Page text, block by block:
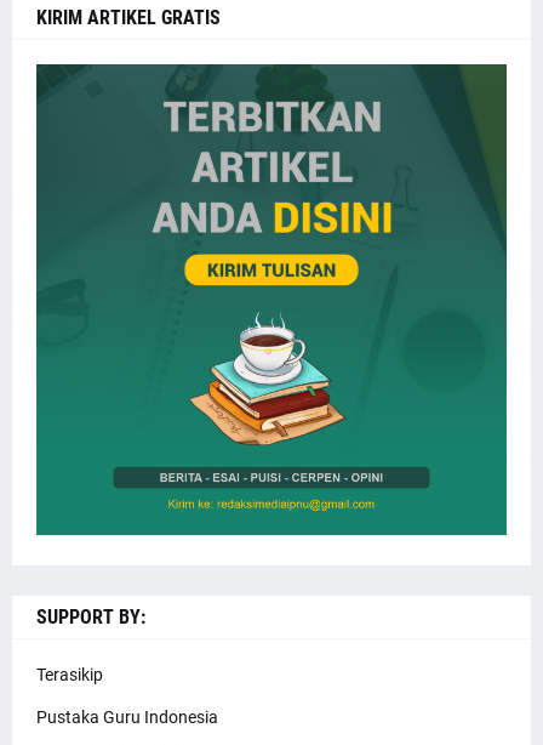
KIRIM ARTIKEL GRATIS
SUPPORT BY:
Terasikip
Pustaka Guru Indonesia